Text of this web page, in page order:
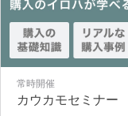
常時開催
カウカモセミナー